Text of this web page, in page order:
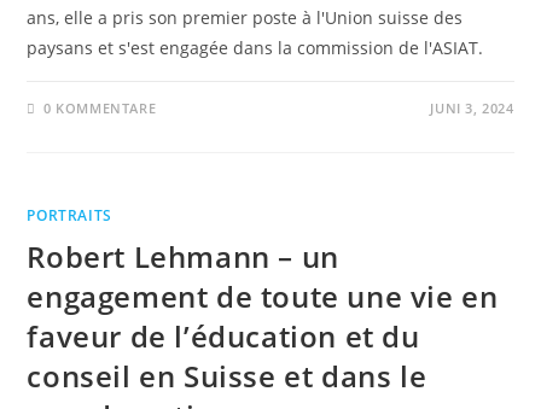
ans, elle a pris son premier poste à l'Union suisse des
paysans et s'est engagée dans la commission de l'ASIAT.
0 KOMMENTARE JUNI 3, 2024
PORTRAITS
Robert Lehmann – un
engagement de toute une vie en
faveur de l’éducation et du
conseil en Suisse et dans le